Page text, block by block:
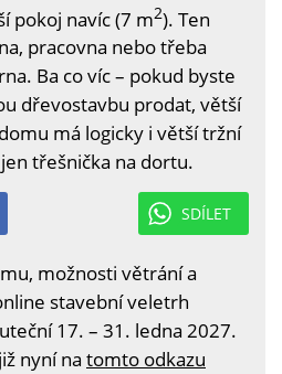
pokoj navíc (7 m2). Ten
pracovna nebo třeba
Ba co víc – pokud byste
dřevostavbu prodat, větší
má logicky i větší tržní
třešnička na dortu.
SDÍLET
možnosti větrání a
stavební veletrh
17. – 31. ledna 2027.
nyní na tomto odkazu